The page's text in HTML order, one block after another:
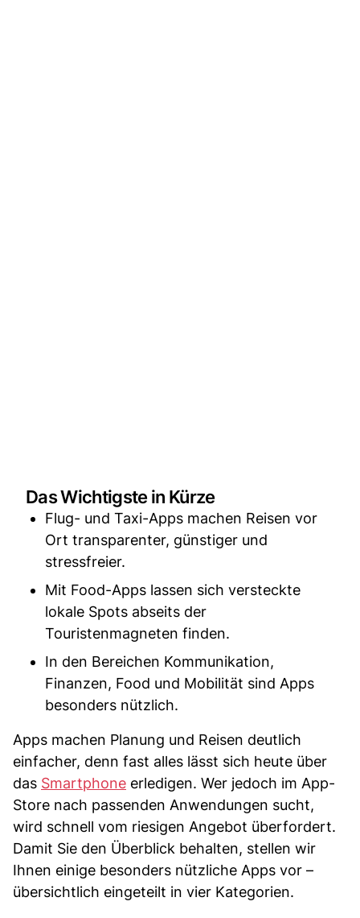
Das Wichtigste in Kürze
Flug- und Taxi-Apps machen Reisen vor
Ort transparenter, günstiger und
stressfreier.
Mit Food-Apps lassen sich versteckte
lokale Spots abseits der
Touristenmagneten finden.
In den Bereichen Kommunikation,
Finanzen, Food und Mobilität sind Apps
besonders nützlich.
Apps machen Planung und Reisen deutlich
einfacher, denn fast alles lässt sich heute über
das Smartphone erledigen. Wer jedoch im App-
Store nach passenden Anwendungen sucht,
wird schnell vom riesigen Angebot überfordert.
Damit Sie den Überblick behalten, stellen wir
Ihnen einige besonders nützliche Apps vor –
übersichtlich eingeteilt in vier Kategorien.